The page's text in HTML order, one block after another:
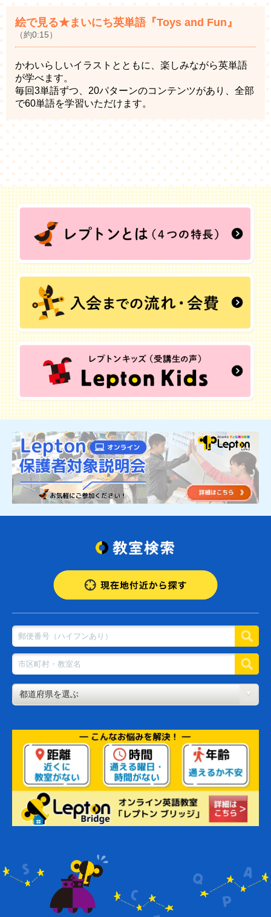
絵で見る★まいにち英単語『Toys and Fun』
（約0:15）
かわいらしいイラストとともに、楽しみながら英単語
が学べます。
毎回3単語ずつ、20パターンのコンテンツがあり、全部
で60単語を学習いただけます。